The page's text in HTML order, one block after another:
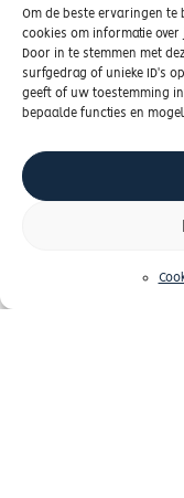
Om de beste ervaringen
cookies om informatie
Door in te stemmen met
surfgedrag of unieke ID's
geeft of uw toestemming
bepaalde functies en
contact op voor